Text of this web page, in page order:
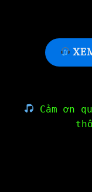
Cảm ơn